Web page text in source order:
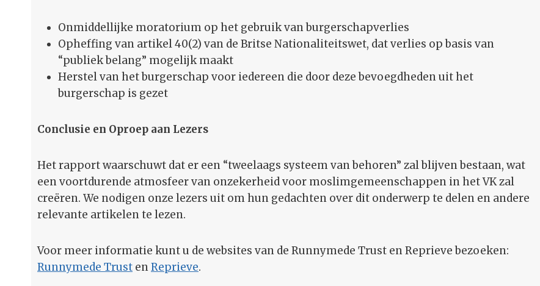
Onmiddellijke moratorium op het gebruik van burgerschapverlies
Opheffing van artikel 40(2) van de Britse Nationaliteitswet, dat verlies op basis van
“publiek belang” mogelijk maakt
Herstel van het burgerschap voor iedereen die door deze bevoegdheden uit het
burgerschap is gezet
Conclusie en Oproep aan Lezers
Het rapport waarschuwt dat er een “tweelaags systeem van behoren” zal blijven bestaan, wat
een voortdurende atmosfeer van onzekerheid voor moslimgemeenschappen in het VK zal
creëren. We nodigen onze lezers uit om hun gedachten over dit onderwerp te delen en andere
relevante artikelen te lezen.
Voor meer informatie kunt u de websites van de Runnymede Trust en Reprieve bezoeken:
Runnymede Trust enReprieve.